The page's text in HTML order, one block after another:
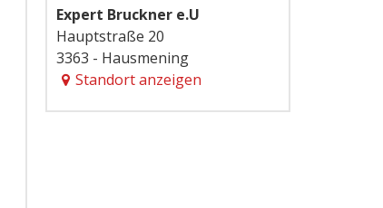
Expert Bruckner e.U
Hauptstraße 20
3363 - Hausmening
Standort anzeigen